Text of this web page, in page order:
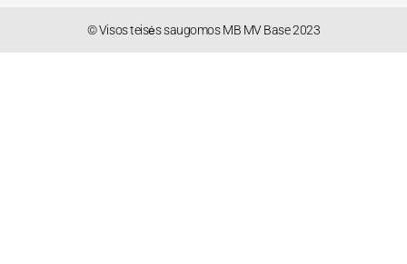
© Visos teisės saugomos MB MV Base 2023